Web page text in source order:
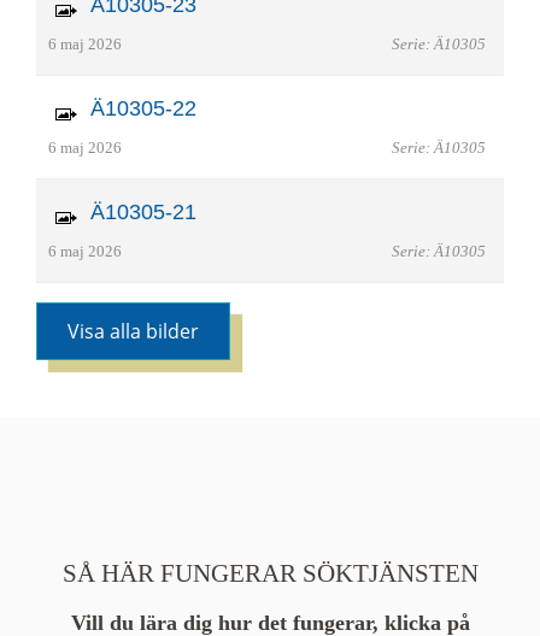
6 maj 2026 Serie: Ä10305
Ä10305-22
6 maj 2026 Serie: Ä10305
Ä10305-21
6 maj 2026 Serie: Ä10305
Visa alla bilder
SÅ HÄR FUNGERAR SÖKTJÄNSTEN
Vill du lära dig hur det fungerar, klicka på